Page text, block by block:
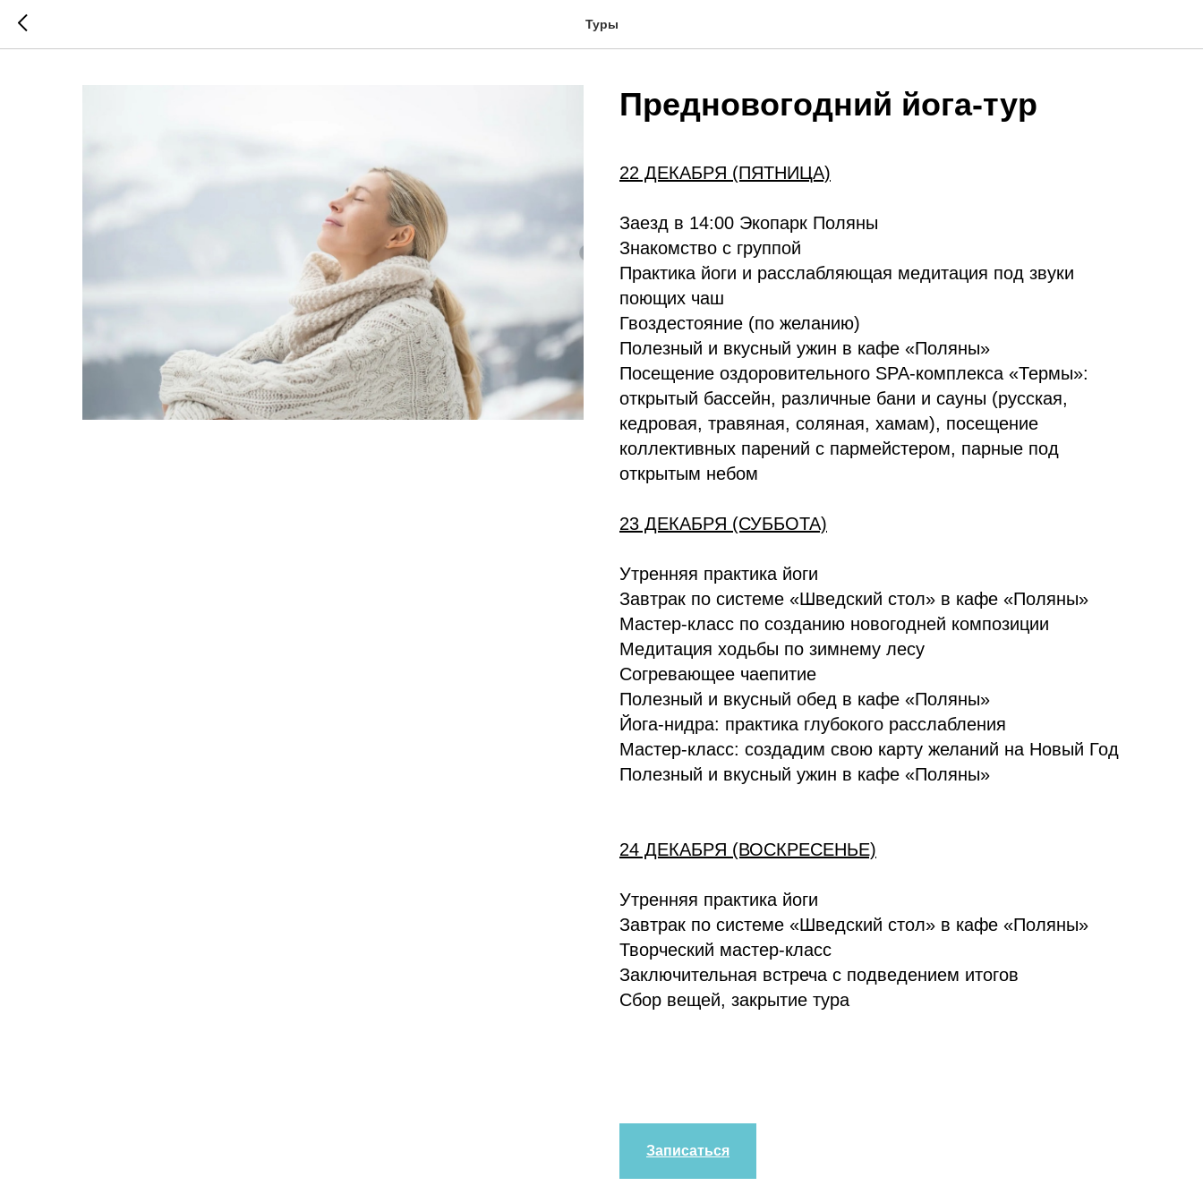
Туры
Предновогодний йога-тур
22 ДЕКАБРЯ (ПЯТНИЦА)
Заезд в 14:00 Экопарк Поляны
Знакомство с группой
Практика йоги и расслабляющая медитация под звуки
поющих чаш
Гвоздестояние (по желанию)
Полезный и вкусный ужин в кафе «Поляны»
Посещение оздоровительного SPA-комплекса «Термы»:
открытый бассейн, различные бани и сауны (русская,
кедровая, травяная, соляная, хамам), посещение
коллективных парений с пармейстером, парные под
открытым небом
23 ДЕКАБРЯ (СУББОТА)
Утренняя практика йоги
Завтрак по системе «Шведский стол» в кафе «Поляны»
Мастер-класс по созданию новогодней композиции
Медитация ходьбы по зимнему лесу
Согревающее чаепитие
Полезный и вкусный обед в кафе «Поляны»
Йога-нидра: практика глубокого расслабления
Мастер-класс: создадим свою карту желаний на Новый Год
Полезный и вкусный ужин в кафе «Поляны»
24 ДЕКАБРЯ (ВОСКРЕСЕНЬЕ)
Утренняя практика йоги
Завтрак по системе «Шведский стол» в кафе «Поляны»
Творческий мастер-класс
Заключительная встреча с подведением итогов
Сбор вещей, закрытие тура
Записаться